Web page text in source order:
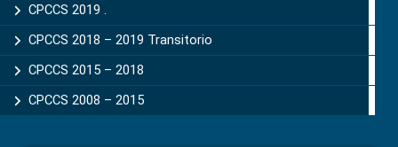
CPCCS 2019 .
CPCCS 2018 – 2019 Transitorio
CPCCS 2015 – 2018
CPCCS 2008 – 2015